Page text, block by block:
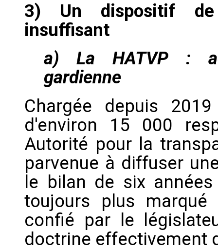
3) Un dispositif de
insuffisant
a) La HATVP :
gardienne
Chargée depuis
d'environ 15 000
Autorité pour la
parvenue à diffuser
le bilan de six
toujours plus
confié par le
doctrine effectivement